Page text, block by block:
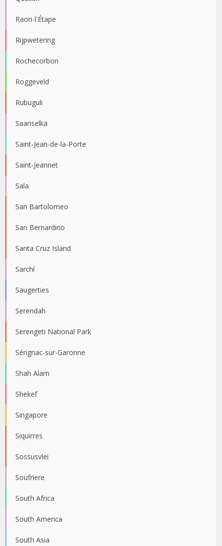
Raon-l'Étape
Rijpwetering
Rochecorbon
Roggeveld
Rubuguli
Saariselkä
Saint-Jean-de-la-Porte
Saint-Jeannet
Sala
San Bartolomeo
San Bernardino
Santa Cruz Island
Sarchí
Saugerties
Serendah
Serengeti National Park
Sérignac-sur-Garonne
Shah Alam
Shekef
Singapore
Siquirres
Sossusvlei
Soufriere
South Africa
South America
South Asia